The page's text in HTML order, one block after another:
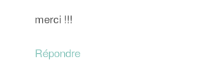
merci !!!
Répondre